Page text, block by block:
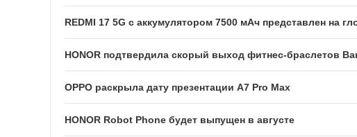
REDMI 17 5G c аккумулятором 7500 мАч представлен на
HONOR подтвердила скорый выход фитнес-браслетов
OPPO раскрыла дату презентации A7 Pro Max
HONOR Robot Phone будет выпущен в августе